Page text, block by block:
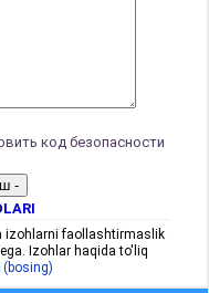
izohlarni faollashtirmaslik
Izohlar haqida to'liq
(bosing)